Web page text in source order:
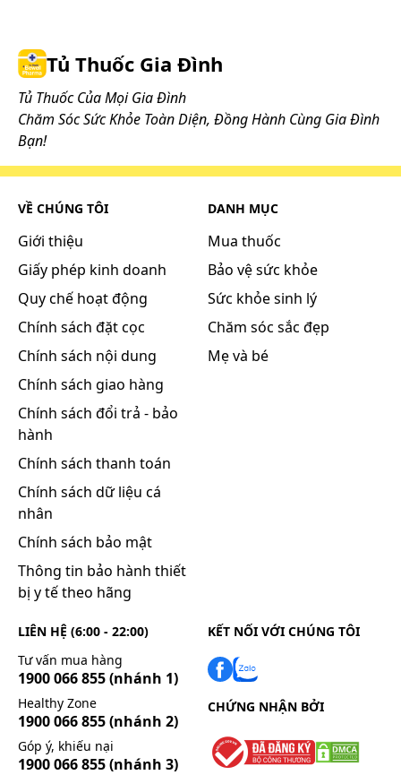
Tủ Thuốc Gia Đình
Tủ Thuốc Của Mọi Gia Đình
Chăm Sóc Sức Khỏe Toàn Diện, Đồng Hành Cùng Gia Đình
Bạn!
VỀ CHÚNG TÔI
Giới thiệu
Giấy phép kinh doanh
Quy chế hoạt động
Chính sách đặt cọc
Chính sách nội dung
Chính sách giao hàng
Chính sách đổi trả - bảo
hành
Chính sách thanh toán
Chính sách dữ liệu cá
nhân
Chính sách bảo mật
Thông tin bảo hành thiết
bị y tế theo hãng
DANH MỤC
Mua thuốc
Bảo vệ sức khỏe
Sức khỏe sinh lý
Chăm sóc sắc đẹp
Mẹ và bé
LIÊN HỆ (6:00 - 22:00)
Tư vấn mua hàng
1900 066 855(nhánh 1)
Healthy Zone
1900 066 855(nhánh 2)
Góp ý, khiếu nại
1900 066 855(nhánh 3)
KẾT NỐI VỚI CHÚNG TÔI
CHỨNG NHẬN BỞI